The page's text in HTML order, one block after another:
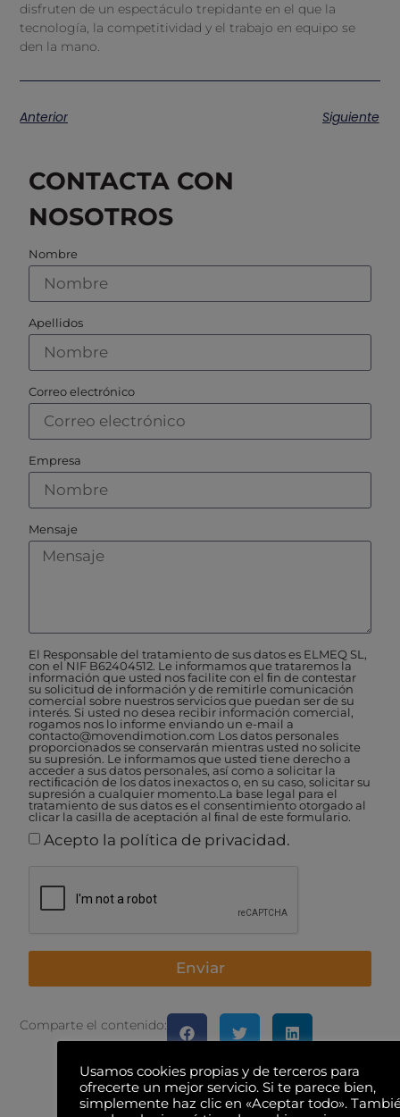
disfruten de un espectáculo trepidante en el que la
tecnología, la competitividad y el trabajo en equipo se
den la mano.
Anterior Siguiente
CONTACTA CON
NOSOTROS
Nombre
Apellidos
Correo electrónico
Empresa
Mensaje
El Responsable del tratamiento de sus datos es ELMEQ SL,
con el NIF B62404512. Le informamos que trataremos la
información que usted nos facilite con el ﬁn de contestar
su solicitud de información y de remitirle comunicación
comercial sobre nuestros servicios que puedan ser de su
interés. Si usted no desea recibir información comercial,
rogamos nos lo informe enviando un e-mail a
contacto@movendimotion.com Los datos personales
proporcionados se conservarán mientras usted no solicite
su supresión. Le informamos que usted tiene derecho a
acceder a sus datos personales, así como a solicitar la
rectiﬁcación de los datos inexactos o, en su caso, solicitar su
supresión a cualquier momento.La base legal para el
tratamiento de sus datos es el consentimiento otorgado al
clicar la casilla de aceptación al ﬁnal de este formulario.
Acepto la política de privacidad.
Enviar
Comparte el contenido:
Usamos cookies propias y de terceros para
ofrecerte un mejor servicio. Si te parece bien,
simplemente haz clic en «Aceptar todo».